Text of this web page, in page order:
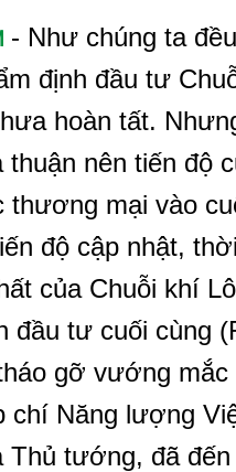
- Như chúng ta
định đầu tư
hoàn tất.
nên tiến độ
mại vào
độ cập nhật,
của Chuỗi khí
đầu tư cuối cùng
gỡ vướng mắc
chí Năng lượng
Thủ tướng, đã